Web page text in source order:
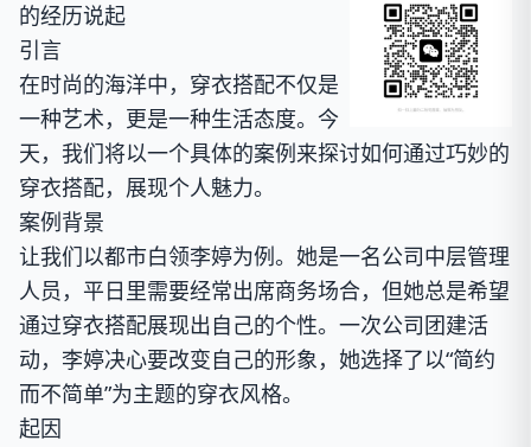
的经历说起
引言
在时尚的海洋中，穿衣搭配不仅是
一种艺术，更是一种生活态度。今
天，我们将以一个具体的案例来探讨如何通过巧妙的
穿衣搭配，展现个人魅力。
案例背景
让我们以都市白领李婷为例。她是一名公司中层管理
人员，平日里需要经常出席商务场合，但她总是希望
通过穿衣搭配展现出自己的个性。一次公司团建活
动，李婷决心要改变自己的形象，她选择了以“简约
而不简单”为主题的穿衣风格。
起因